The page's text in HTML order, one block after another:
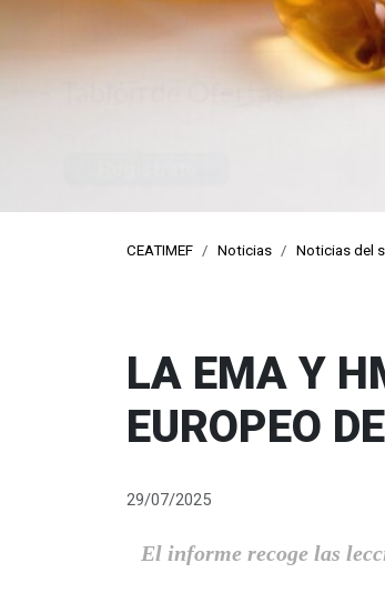
CEATIMEF Noticias Noticias del
LA EMA Y
EUROPEO
29/07/2025
El informe recoge las